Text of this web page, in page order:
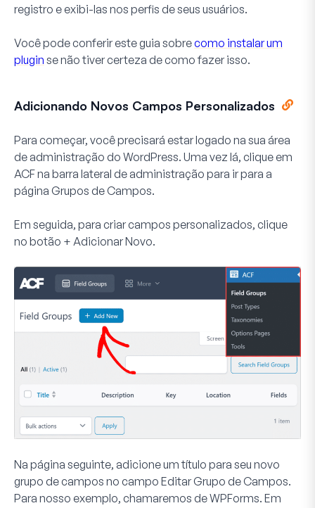
registro e exibi-las nos perfis de seus usuários.
Você pode conferir este guia sobrecomo instalar um
plugin se não tiver certeza de como fazer isso.
Adicionando Novos Campos Personalizados
Para começar, você precisará estar logado na sua área
de administração do WordPress. Uma vez lá, clique em
ACFna barra lateral de administração para ir para a
página Grupos de Campos.
Em seguida, para criar campos personalizados, clique
no botão + Adicionar Novo.
Na página seguinte, adicione um título para seu novo
grupo de campos no campo Editar Grupo de Campos.
Para nosso exemplo, chamaremos deWPForms. Em